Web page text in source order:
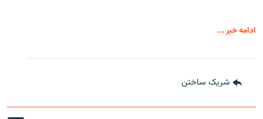
ادامه خبر ...
شریک ساختن